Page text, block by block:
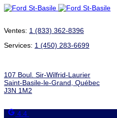
Ventes: 1 (833) 362-8396
Services: 1 (450) 283-6699
107 Boul. Sir-Wilfrid-Laurier
Saint-Basile-le-Grand Québec
J3N 1M2
4.4